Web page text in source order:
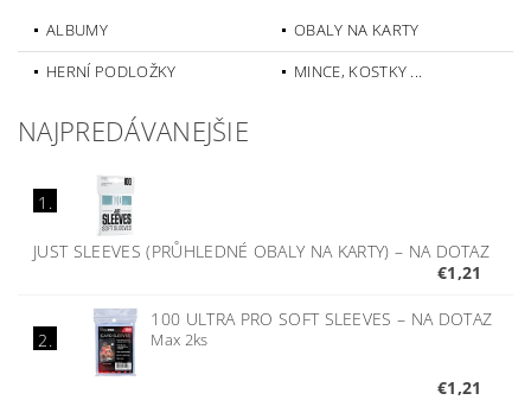
ALBUMY
OBALY NA KARTY
HERNÍ PODLOŽKY
MINCE, KOSTKY ...
NAJPREDÁVANEJŠIE
1.
JUST SLEEVES (PRŮHLEDNÉ OBALY NA KARTY) – NA DOTAZ
€1,21
2.
100 ULTRA PRO SOFT SLEEVES– NA DOTAZ
Max 2ks
€1,21